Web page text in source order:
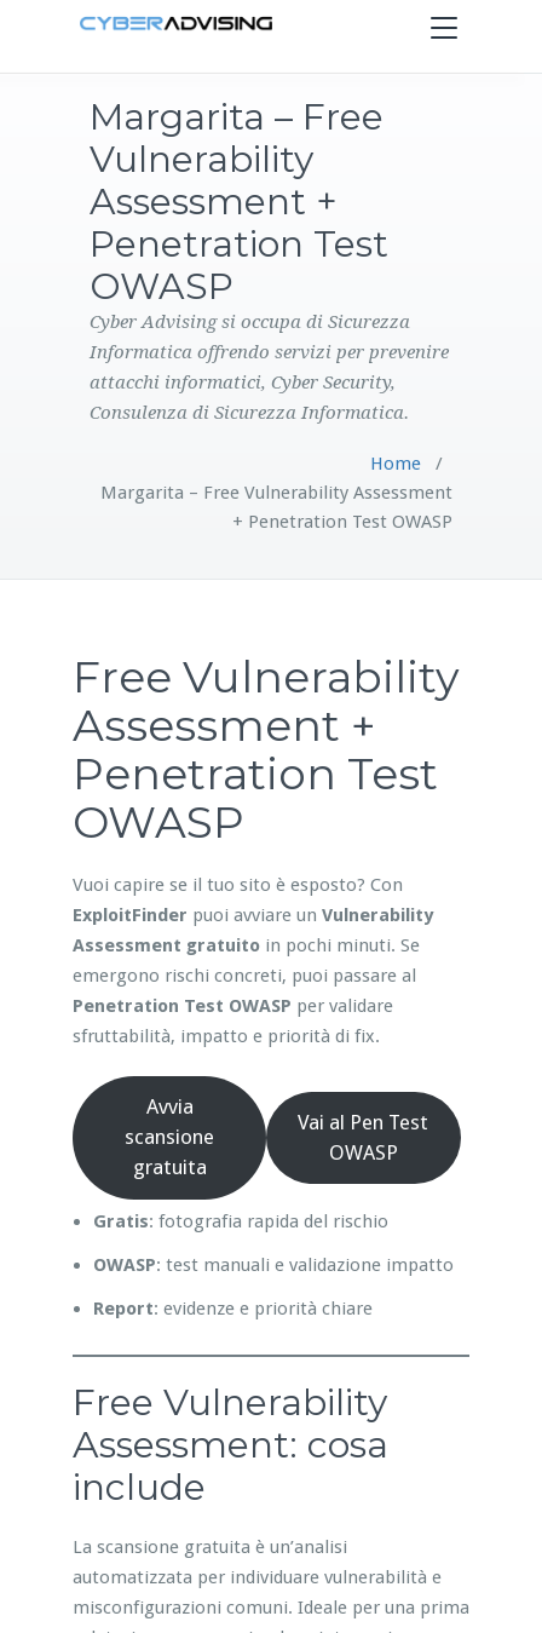
Toggle
navigation
PRODOTTI
CONTATTI
Margarita – Free
Vulnerability
Assessment +
Penetration Test
OWASP
Cyber Advising si occupa di Sicurezza
Informatica offrendo servizi per prevenire
attacchi informatici, Cyber Security,
Consulenza di Sicurezza Informatica.
Home/
Margarita – Free Vulnerability Assessment
+ Penetration Test OWASP
Free Vulnerability
Assessment +
Penetration Test
OWASP
Vuoi capire se il tuo sito è esposto? Con
ExploitFinder puoi avviare un Vulnerability
Assessment gratuitoin pochi minuti. Se
emergono rischi concreti, puoi passare al
Penetration Test OWASP per validare
sfruttabilità, impatto e priorità di fix.
Avvia
scansione
gratuita
Vai al Pen Test
OWASP
Gratis: fotografia rapida del rischio
OWASP: test manuali e validazione impatto
Report: evidenze e priorità chiare
Free Vulnerability
Assessment: cosa
include
La scansione gratuita è un’analisi
automatizzata per individuare vulnerabilità e
misconfigurazioni comuni. Ideale per una prima